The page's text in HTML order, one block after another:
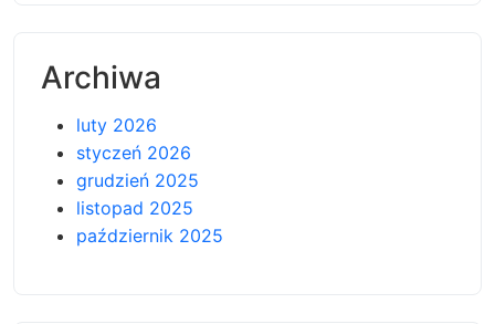
Archiwa
luty 2026
styczeń 2026
grudzień 2025
listopad 2025
październik 2025